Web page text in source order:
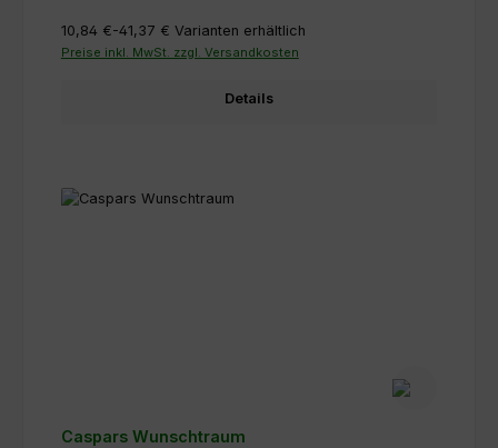
10,84 €-41,37 € Varianten erhältlich
Preise inkl. MwSt. zzgl. Versandkosten
Details
Caspars Wunschtraum